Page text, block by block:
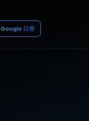
Google 日曆